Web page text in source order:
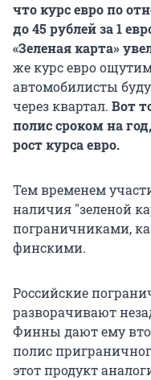
что курс евро по
до 45 рублей за 1
«Зеленая карта»
же курс евро
автомобилисты
через квартал. Вот
полис сроком на
рост курса евро.
Тем временем
наличия "зеленой
пограничниками,
финскими.
Российские
разворачивают
Финны дают ему
полис
этот продукт